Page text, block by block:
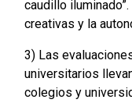
caudillo
creativas y la
3) Las
universitarios
colegios y